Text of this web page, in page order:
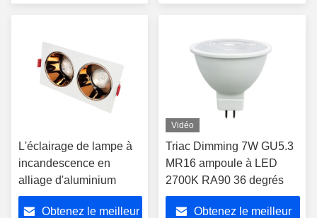
L'éclairage de lampe à
incandescence en
alliage d'aluminium
Obtenez le meilleur
Vidéo
Triac Dimming 7W GU5.3
MR16 ampoule à LED
2700K RA90 36 degrés
Obtenez le meilleur